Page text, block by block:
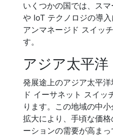
いくつかの国では、ス
や IoT テクノロジの導入
アンマネージド スイッ
す。
アジア太平洋
発展途上のアジア太平
ド イーサネット スイッ
ります。この地域の中
拡大により、手頃な価
ーションの需要が高ま